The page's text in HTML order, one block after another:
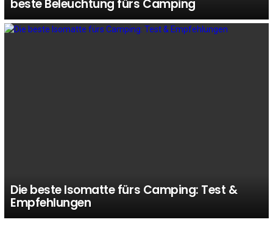
beste Beleuchtung fürs Camping
Die beste Isomatte fürs Camping: Test &
Empfehlungen